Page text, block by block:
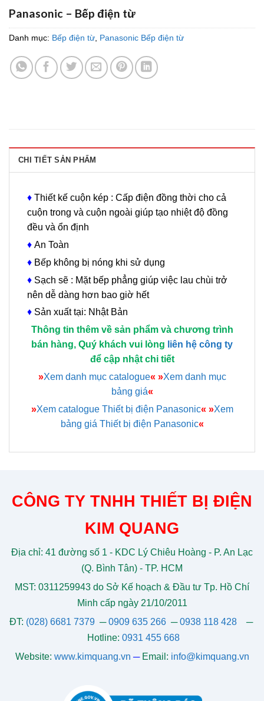
Panasonic – Bếp điện từ
Danh mục: Bếp điện từ Panasonic Bếp điện từ
CHI TIẾT SẢN PHẨM
♦ Thiết kế cuộn kép : Cấp điện đồng thời cho cả
cuộn trong và cuộn ngoài giúp tạo nhiệt độ đồng
đều và ổn định
♦ An Toàn
♦ Bếp không bị nóng khi sử dụng
♦ Sạch sẽ : Mặt bếp phẳng giúp việc lau chùi trở
nên dễ dàng hơn bao giờ hết
♦ Sản xuất tại: Nhật Bản
Thông tin thêm về sản phẩm và chương trình
bán hàng, Quý khách vui lòng liên hệ công ty
để cập nhật chi tiết
»Xem danh mục catalogue« »Xem danh mục
bảng giá«
»Xem catalogue Thiết bị điện Panasonic« »Xem
bảng giá Thiết bị điện Panasonic«
CÔNG TY TNHH THIẾT BỊ ĐIỆN
KIM QUANG
Địa chỉ: 41 đường số 1 - KDC Lý Chiêu Hoàng - P. An Lạc
(Q. Bình Tân) - TP. HCM
MST: 0311259943 do Sở Kế hoạch & Đầu tư Tp. Hồ Chí
Minh cấp ngày 21/10/2011
ĐT: (028) 6681 7379 ─0909 635 266─0938 118 428─
Hotline: 0931 455 668
Website: www.kimquang.vn ─ Email: info@kimquang.vn